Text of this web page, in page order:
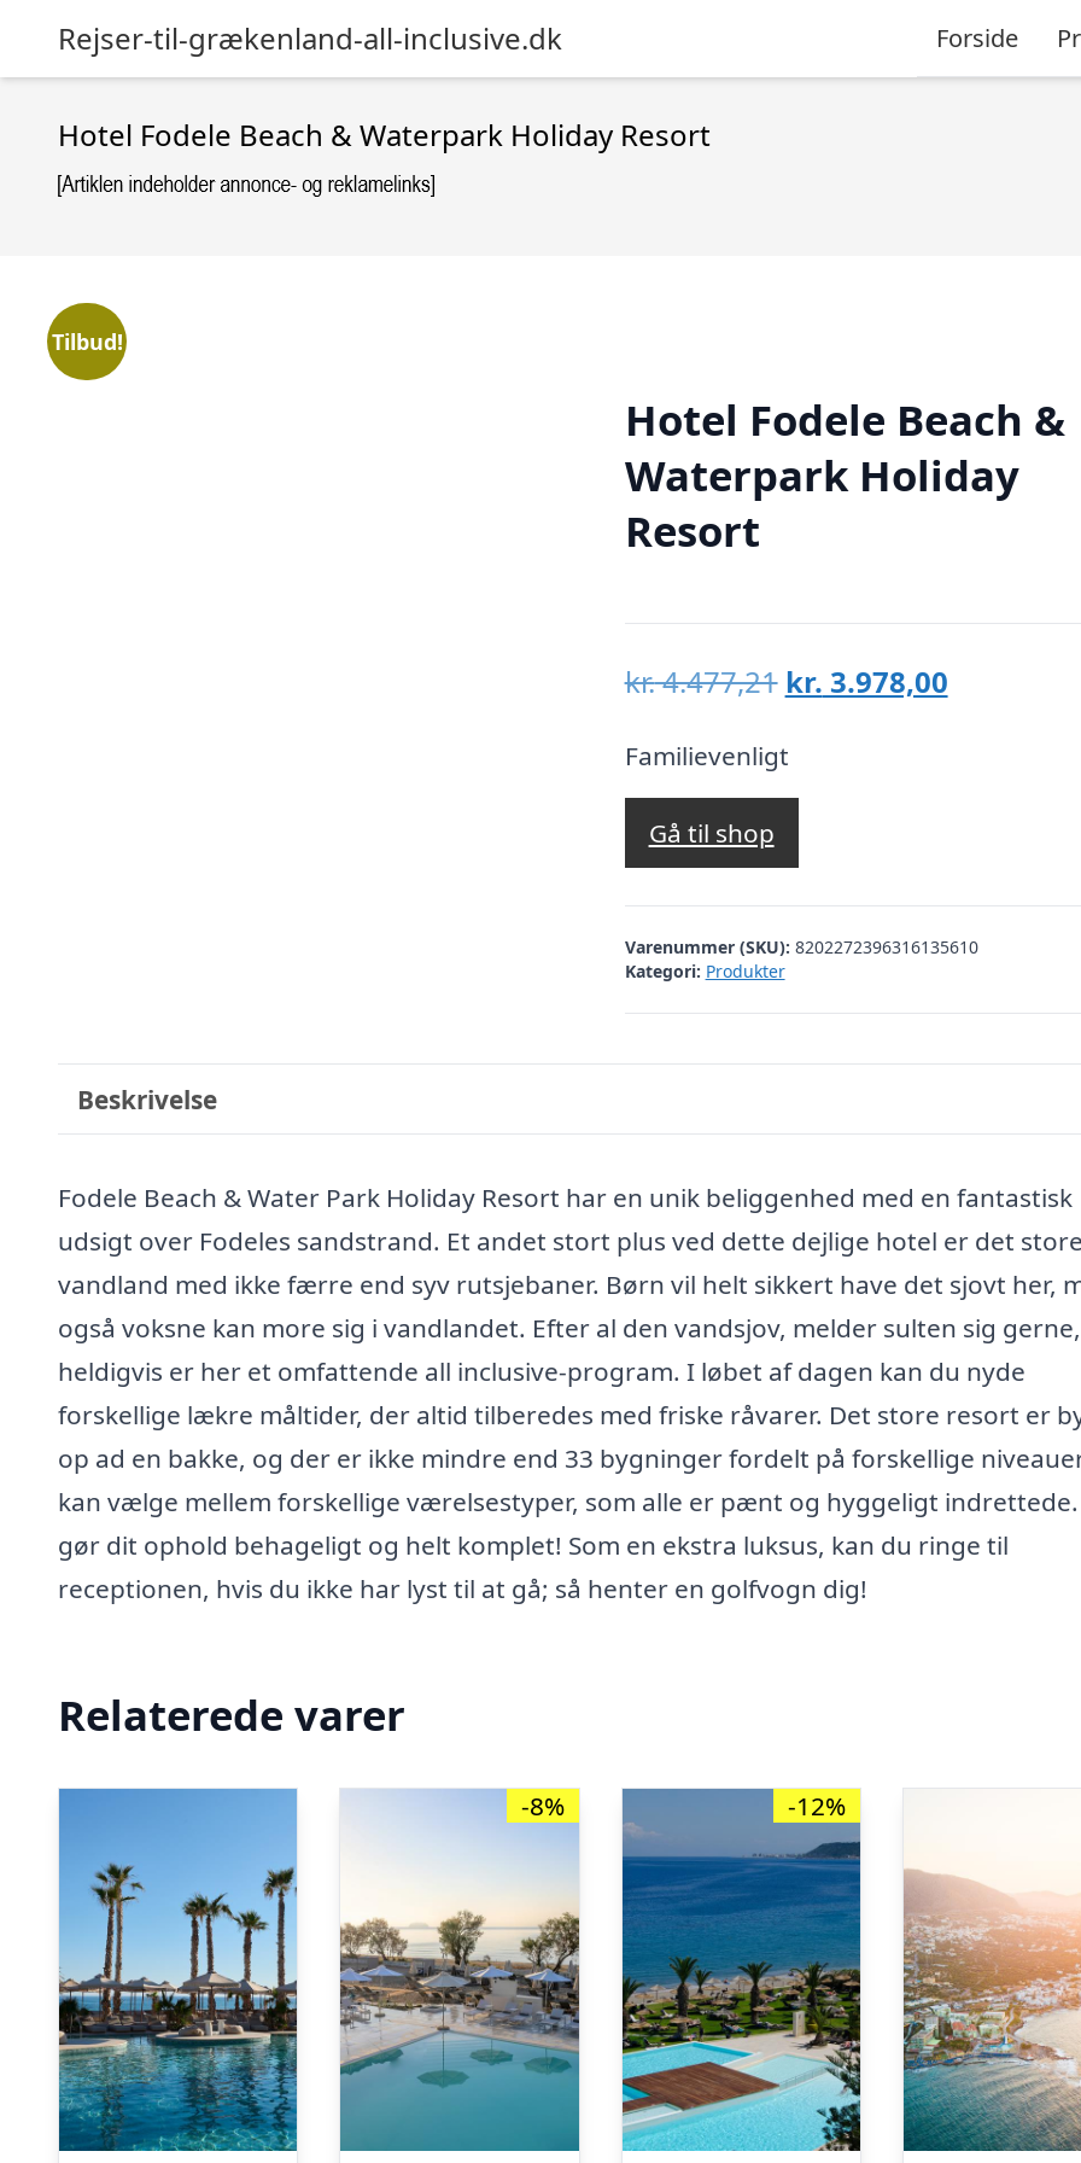
Rejser-til-grækenland-all-inclusive.dk Forside
Hotel Fodele Beach & Waterpark Holiday Resort
Tilbud!
Hotel Fodele Beach &
Waterpark Holiday
Resort
kr.4.477,21 Den
pris
var:
kr. 3.978,00Den
Familievenligt
Gå til shop
Varenummer (SKU): 8202272396316135610
Kategori: Produkter
Beskrivelse
Fodele Beach & Water Park Holiday Resort har en unik beliggenhed med en fantastisk
udsigt over Fodeles sandstrand. Et andet stort plus ved dette dejlige hotel er det
vandland med ikke færre end syv rutsjebaner. Børn vil helt sikkert have det sjovt her,
også voksne kan more sig i vandlandet. Efter al den vandsjov, melder sulten sig
heldigvis er her et omfattende all inclusive-program. I løbet af dagen kan du nyde
forskellige lækre måltider, der altid tilberedes med friske råvarer. Det store resort er
op ad en bakke, og der er ikke mindre end 33 bygninger fordelt på forskellige
kan vælge mellem forskellige værelsestyper, som alle er pænt og hyggeligt
gør dit ophold behageligt og helt komplet! Som en ekstra luksus, kan du ringe til
receptionen, hvis du ikke har lyst til at gå; så henter en golfvogn dig!
Relaterede varer
-8% -12%